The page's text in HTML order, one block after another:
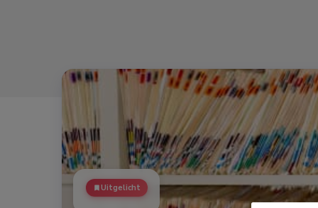
Uitgelicht